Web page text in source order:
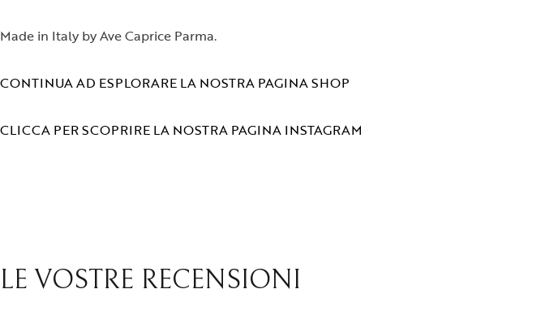
Made in Italy by Ave Caprice Parma.
CONTINUA AD ESPLORARE LA NOSTRA PAGINA SHOP
CLICCA PER SCOPRIRE LA NOSTRA PAGINA INSTAGRAM
LE VOSTRE RECENSIONI